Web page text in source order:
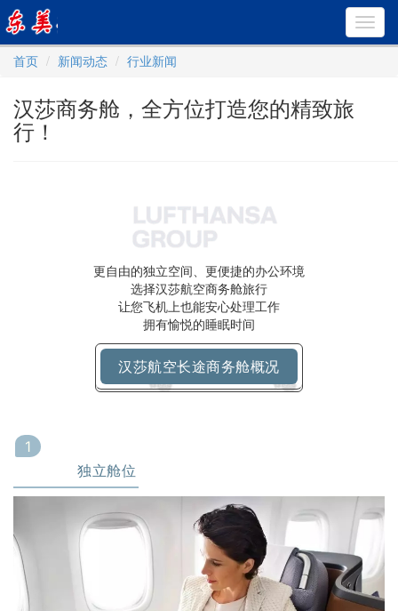
首页
新闻动态 行业新闻
汉莎商务舱，全方位打造您的精致旅
行！
更自由的独立空间、更便捷的办公环境
选择汉莎航空商务舱旅行
让您飞机上也能安心处理工作
拥有愉悦的睡眠时间
汉莎航空长途商务舱概况
1
独立舱位